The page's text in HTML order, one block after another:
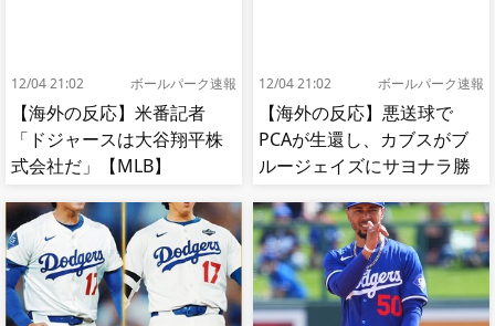
12/04 21:02 ボールパーク速報
【海外の反応】米番記者
「ドジャースは大谷翔平株
式会社だ」【MLB】
12/04 21:02 ボールパーク速報
【海外の反応】悪送球で
PCAが生還し、カブスがブ
ルージェイズにサヨナラ勝